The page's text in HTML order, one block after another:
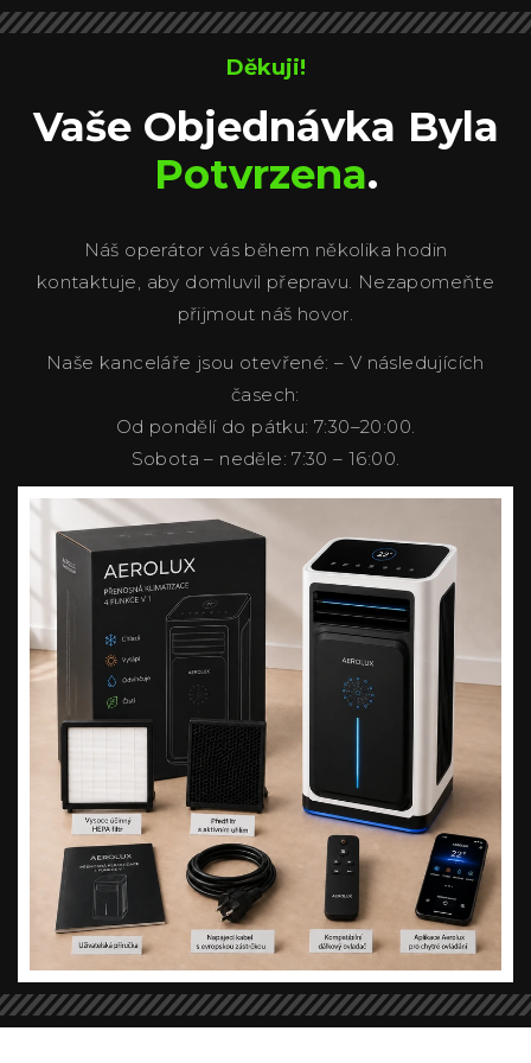
Děkuji!
Vaše Objednávka Byla
Potvrzena.
Náš operátor vás během několika hodin
kontaktuje, aby domluvil přepravu. Nezapomeňte
přijmout náš hovor.
Naše kanceláře jsou otevřené: – V následujících
časech:
Od pondělí do pátku: 7:30–20:00.
Sobota – neděle: 7:30 – 16:00.